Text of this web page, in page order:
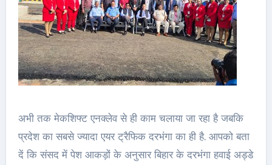
अभी तक मेकशिफ्ट एनक्लेव से ही काम चलाया जा रहा है जबकि
प्रदेश का सबसे ज्यादा एयर ट्रैफिक दरभंगा का ही है. आपको बता
दें कि संसद में पेश आकड़ों के अनुसार बिहार के दरभंगा हवाई अड्डे